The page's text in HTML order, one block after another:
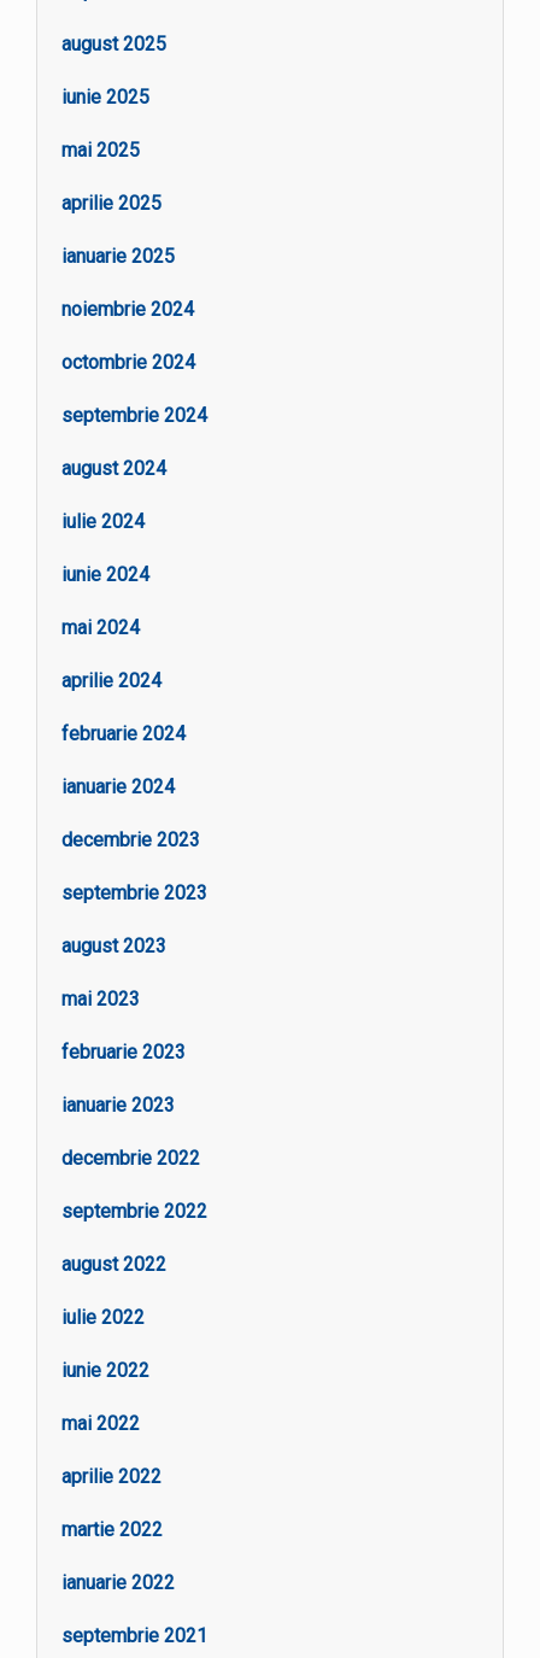
august 2025
iunie 2025
mai 2025
aprilie 2025
ianuarie 2025
noiembrie 2024
octombrie 2024
septembrie 2024
august 2024
iulie 2024
iunie 2024
mai 2024
aprilie 2024
februarie 2024
ianuarie 2024
decembrie 2023
septembrie 2023
august 2023
mai 2023
februarie 2023
ianuarie 2023
decembrie 2022
septembrie 2022
august 2022
iulie 2022
iunie 2022
mai 2022
aprilie 2022
martie 2022
ianuarie 2022
septembrie 2021